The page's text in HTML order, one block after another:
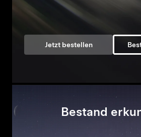
Jetzt bestellen
Bestand